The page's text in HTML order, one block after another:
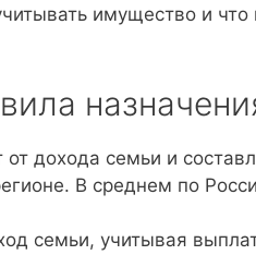
имущество и что
дохода семьи и
В среднем по
семьи, учитывая